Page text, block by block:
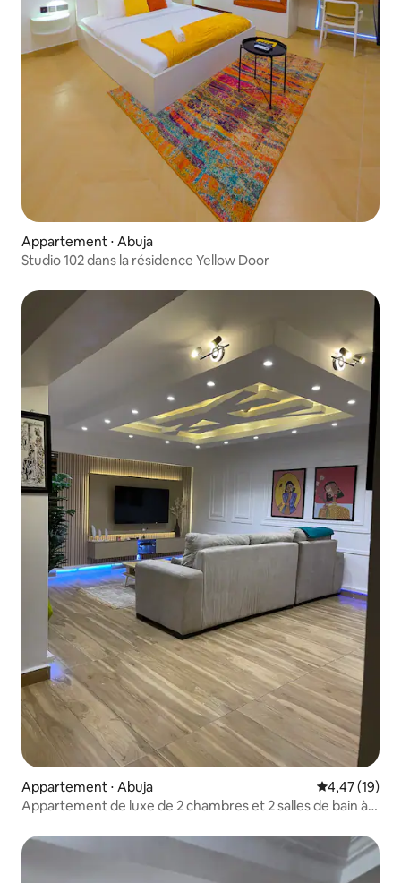
Appartement ⋅ Abuja
Studio 102 dans la résidence Yellow Door
Appartement ⋅ Abuja Évaluation
4,47 (19)
Appartement de luxe de 2 chambres et 2 salles de bain à